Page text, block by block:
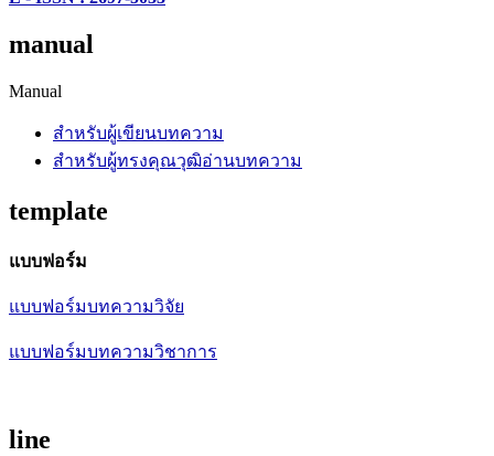
manual
Manual
สำหรับผู้เขียนบทความ
สำหรับผู้ทรงคุณวุฒิอ่านบทความ
template
แบบฟอร์ม
แบบฟอร์มบทความวิจัย
แบบฟอร์มบทความวิชาการ
line